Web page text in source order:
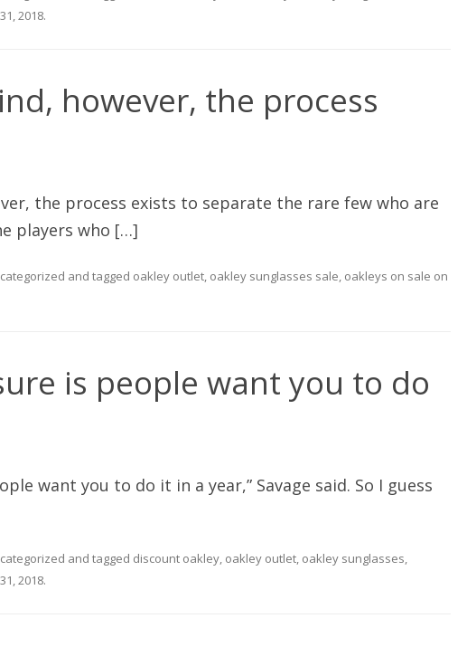
2018.
however, the process
the process exists to separate the rare few who are
players who […]
and tagged oakley outlet, oakley sunglasses sale, oakleys on sale on
is people want you to do
want you to do it in a year,” Savage said. So I guess
and tagged discount oakley, oakley outlet, oakley sunglasses,
2018.